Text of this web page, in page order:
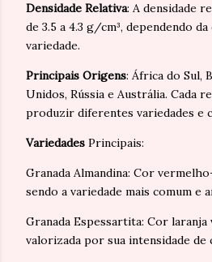
Densidade Relativa: A densidade
de 3.5 a 4.3 g/cm³, dependendo
variedade.
Principais Origens: África do Sul,
Unidos, Rússia e Austrália. Cada
produzir diferentes variedades e
Variedades Principais:
Granada Almandina: Cor
sendo a variedade mais comum e
Granada Espessartita: Cor
valorizada por sua intensidade de